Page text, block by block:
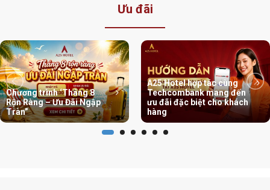
Ưu đãi
Chương trình ‘Tháng 8
Rộn Ràng – Ưu Đãi Ngập
Tràn”
A25 Hotel hợp tác cùng
Techcombank mang đến
ưu đãi đặc biệt cho khách
hàng